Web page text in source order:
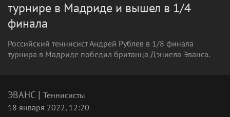
турнире в Мадриде и вышел в 1/4
финала
Российский теннисист Андрей Рублев в 1/8 финала
турнира в Мадриде победил британца Дэниела Эванса.
ЭВАНС | Теннисисты
18 января 2022, 12:20